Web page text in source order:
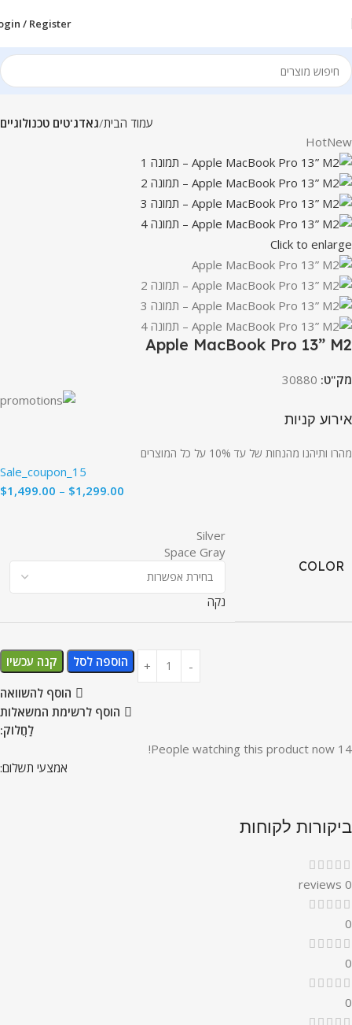
/ Register
עמוד הבית גאדג'טים טכנולוגיים
HotNew
Click to enlarge
Apple MacBook Pro 13” M2
מק"ט: 30880
אירוע קניות
מהרו ותיהנו מהנחות של עד 10% על כל המוצרים
Sale_coupon_15
$1,299.00
–
$1,499.00
COLOR
Silver
Space Gray
נקה
הוספה לסל קנה עכשיו
הוסף להשוואה
הוסף לרשימת המשאלות
לַחֲלוֹק:
14
People watching this product now!
אמצעי תשלום:
ביקורות לקוחות
0 reviews
0
0
0